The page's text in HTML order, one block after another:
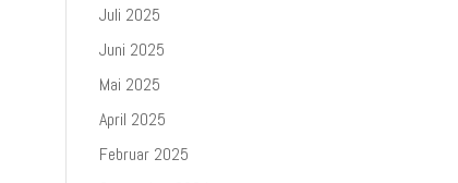
Juli 2025
Juni 2025
Mai 2025
April 2025
Februar 2025